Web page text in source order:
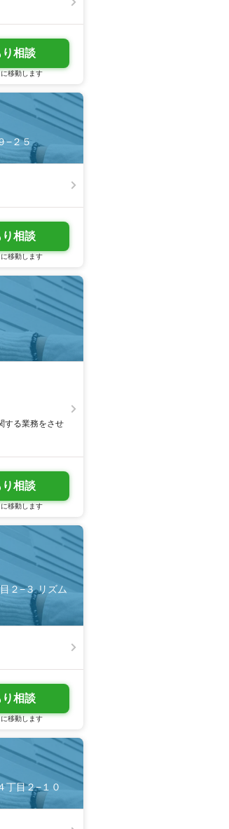
相談
移動します
−２５
相談
移動します
する業務をさせ
相談
移動します
２−３ リズム
相談
移動します
丁目２−１０